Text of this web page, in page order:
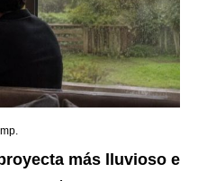
más lluvioso e